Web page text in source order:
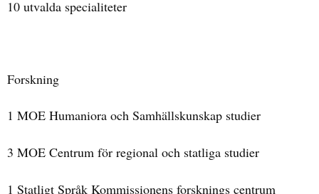
10 utvalda specialiteter
Forskning
1 MOE Humaniora och Samhällskunskap studier
3 MOE Centrum för regional och statliga studier
1 Statligt Språk Kommissionens forsknings centrum